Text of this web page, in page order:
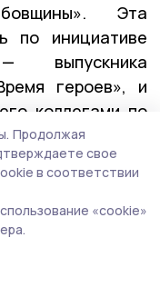
Эта
по инициативе
выпускника
героев», и
коллегами по
и
Заявку в
участников и
вступительных
потока стали
Продолжая
свое
в соответствии
«cookie»